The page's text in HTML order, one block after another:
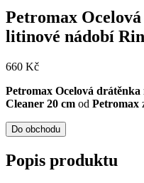
Petromax
litinové nádobí
660 Kč
Petromax Ocelová
Cleaner 20 cm od Petromax
Do obchodu
Popis produktu